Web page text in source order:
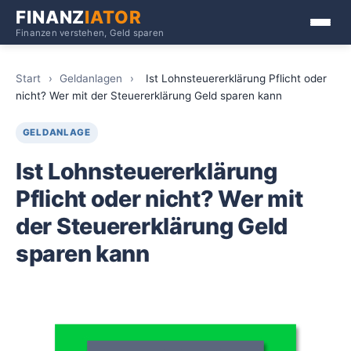
FINANZIATOR
Finanzen verstehen, Geld sparen
Start › Geldanlagen ›
Ist Lohnsteuererklärung Pflicht oder
nicht? Wer mit der Steuererklärung Geld sparen kann
GELDANLAGE
Ist Lohnsteuererklärung
Pflicht oder nicht? Wer mit
der Steuererklärung Geld
sparen kann